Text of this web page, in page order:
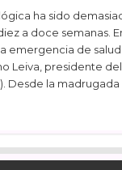
ha sido
a doce semanas.
emergencia de
Leiva, presidente
Desde la madrugada